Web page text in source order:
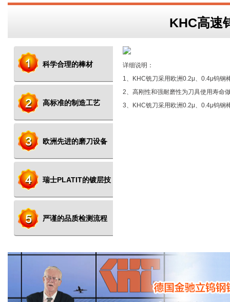
KHC高速
科学合理的棒材
高标准的制造工艺
欧洲先进的磨刀设备
瑞士PLATIT的镀层技
术
严谨的品质检测流程
详细说明：
1、KHC铣刀采用欧洲0.2μ、0.4μ钨钢
2、高刚性和强耐磨性为刀具使用寿命
3、KHC铣刀采用欧洲0.2μ、0.4μ钨钢